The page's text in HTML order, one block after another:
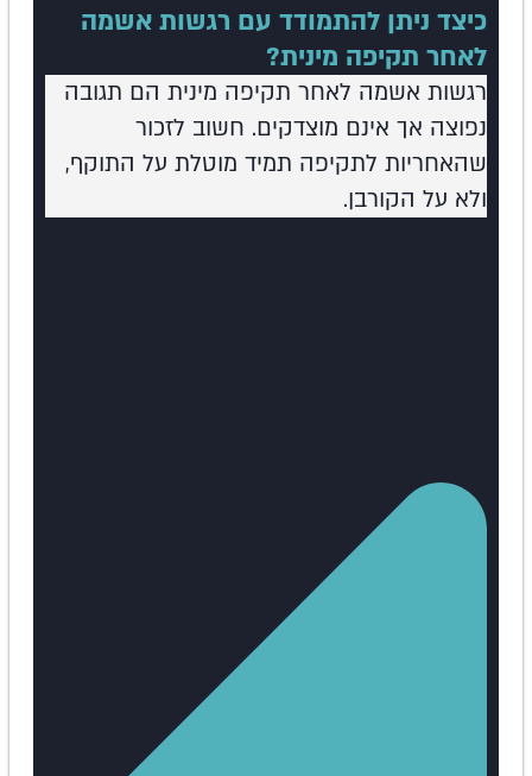
כיצד ניתן להתמודד עם רגשות אשמה
לאחר תקיפה מינית?
רגשות אשמה לאחר תקיפה מינית הם תגובה
נפוצה אך אינם מוצדקים. חשוב לזכור
שהאחריות לתקיפה תמיד מוטלת על התוקף,
ולא על הקורבן.